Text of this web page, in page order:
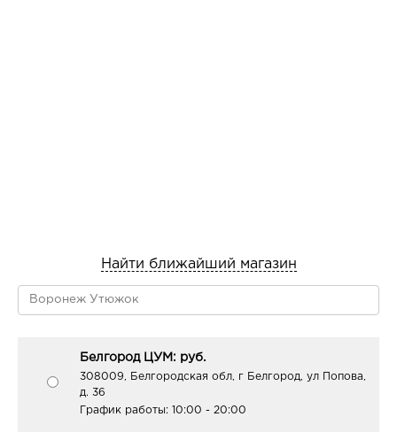
Найти ближайший магазин
Белгород ЦУМ: руб.
308009, Белгородская обл, г Белгород, ул Попова,
д. 36
График работы: 10:00 - 20:00